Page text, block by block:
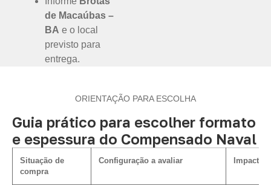
de Macaúbas –
BA e o local
previsto para
entrega.
ORIENTAÇÃO PARA ESCOLHA
Guia prático para escolher formato
e espessura do Compensado Naval
Situação de
compra
Configuração a avaliar Impacto